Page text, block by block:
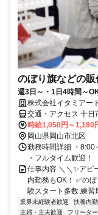
のぼり旗などの
週3日～・1日4時間～
株式会社イタミア
交通・アクセス 十日
時給1,050円～1,180
岡山県岡山市北区
勤務時間詳細 ・
・フルタイム歓迎！
仕事内容 ＼＼✨アピ
内勤務もOK！ ✅の
験スタート多数 練習
業界未経験者歓迎 扶養内
主婦・主夫歓迎
フリータ